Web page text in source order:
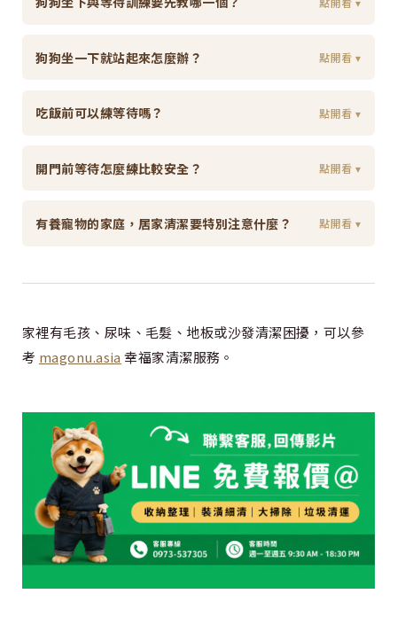
狗狗坐一下就站起來怎麼辦？ 點開看 ▾
吃飯前可以練等待嗎？ 點開看 ▾
開門前等待怎麼練比較安全？ 點開看 ▾
有養寵物的家庭，居家清潔要特別注意什麼？ 點開看 ▾
家裡有毛孩、尿味、毛髮、地板或沙發清潔困擾，可以參
考 magonu.asia 幸福家清潔服務。